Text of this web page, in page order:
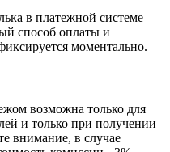
в платежной системе
способ оплаты и
моментально.
возможна только для
и только при получении
внимание, в случае